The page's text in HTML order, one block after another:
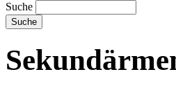
Suche